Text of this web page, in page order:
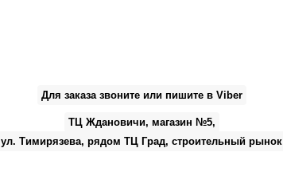
Для заказа звоните или пишите в Viber
ТЦ Ждановичи, магазин №5,
ул. Тимирязева, рядом ТЦ Град, строительный рынок